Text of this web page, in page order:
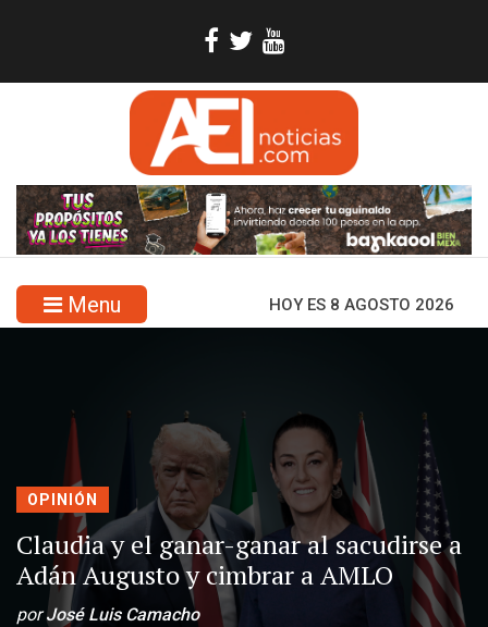
Menu HOY ES 8 AGOSTO 2026
OPINIÓN
Claudia y el ganar-ganar al sacudirse a
Adán Augusto y cimbrar a AMLO
porJosé Luis Camacho